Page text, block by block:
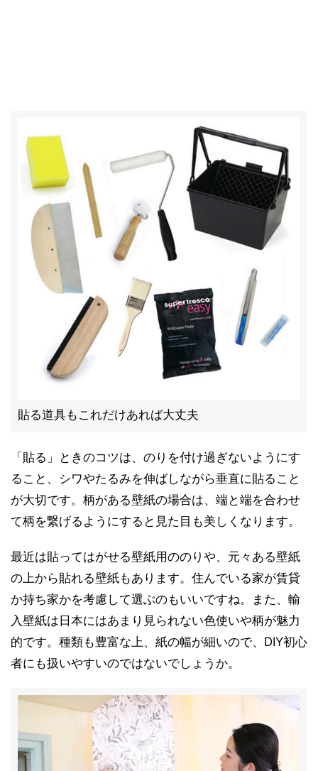
貼る道具もこれだけあれば大丈夫
「貼る」ときのコツは、のりを付け過ぎないようにす
ること、シワやたるみを伸ばしながら垂直に貼ること
が大切です。柄がある壁紙の場合は、端と端を合わせ
て柄を繋げるようにすると見た目も美しくなります。
最近は貼ってはがせる壁紙用ののりや、元々ある壁紙
の上から貼れる壁紙もあります。住んでいる家が賃貸
か持ち家かを考慮して選ぶのもいいですね。また、輸
入壁紙は日本にはあまり見られない色使いや柄が魅力
的です。種類も豊富な上、紙の幅が細いので、DIY初心
者にも扱いやすいのではないでしょうか。